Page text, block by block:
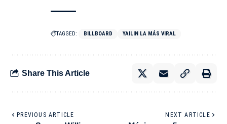
TAGGED: BILLBOARD YAILIN LA MÁS VIRAL
Share This Article
PREVIOUS ARTICLE NEXT ARTICLE